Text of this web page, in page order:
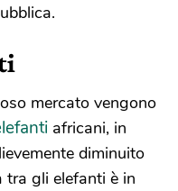
mercato vengono
africani, in
diminuito
tra gli elefanti è in